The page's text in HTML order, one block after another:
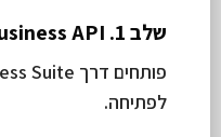
שלב 1. WhatsApp Business API
לפתיחה.